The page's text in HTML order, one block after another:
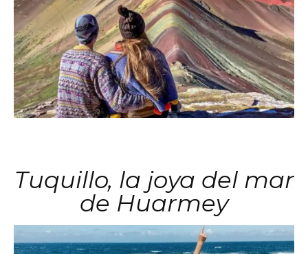
Tuquillo, la joya del mar
de Huarmey